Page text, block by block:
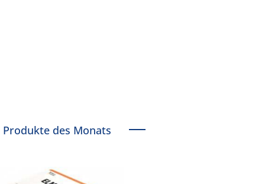
Produkte des Monats